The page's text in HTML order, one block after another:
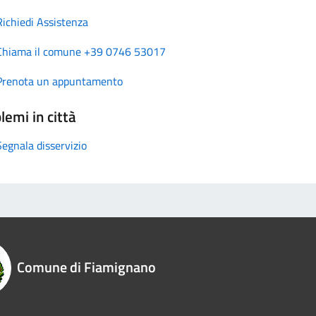
Assistenza
il comune +39 0746 53017
un appuntamento
in città
disservizio
Comune di Fiamignano